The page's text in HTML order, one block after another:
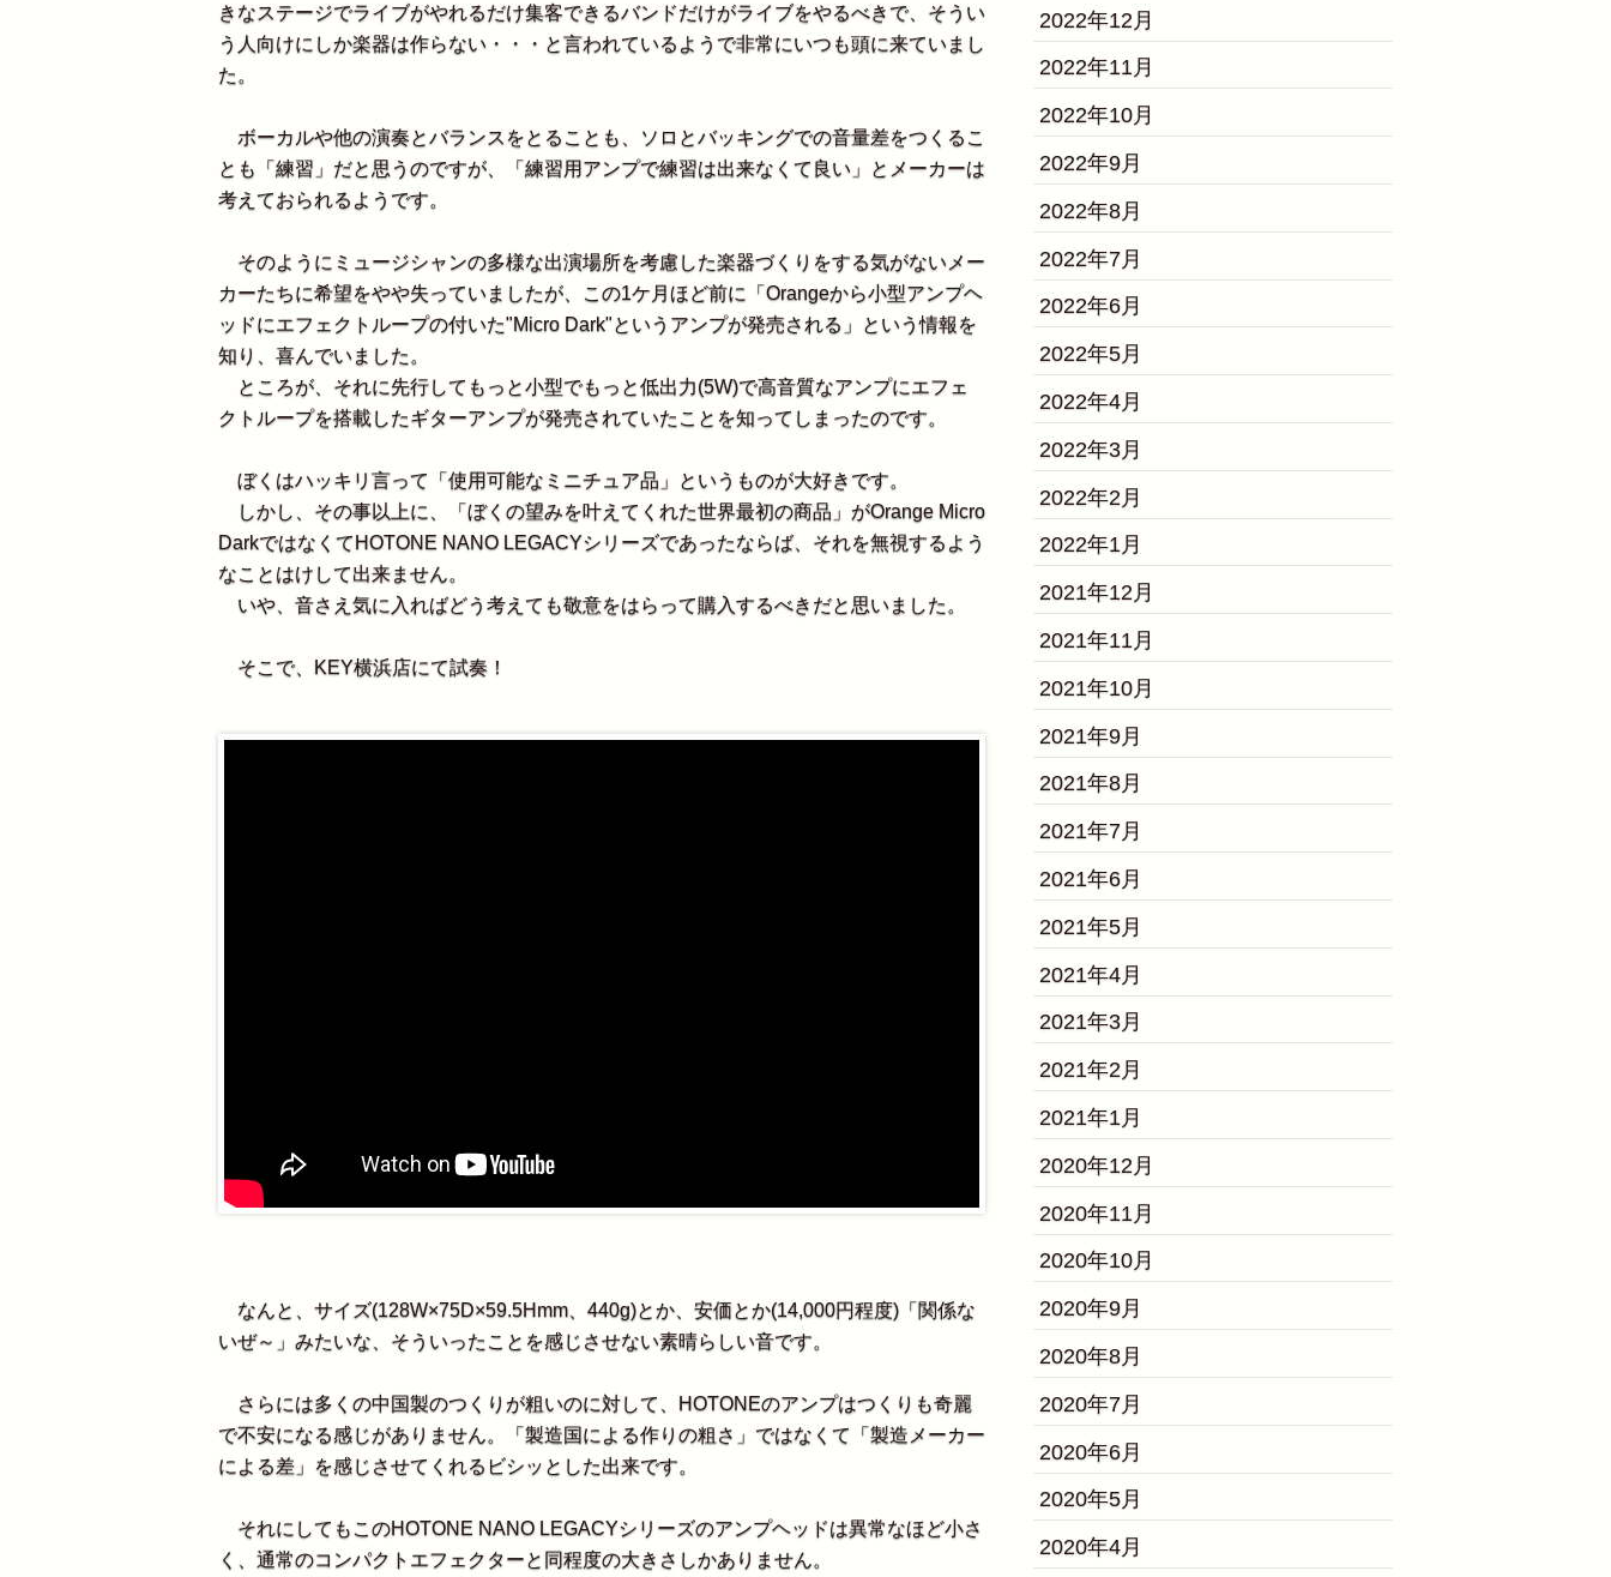
きなステージでライブがやれるだけ集客できるバンドだけがライブをやるべきで、そうい
う人向けにしか楽器は作らない・・・と言われているようで非常にいつも頭に来ていまし
た。
ボーカルや他の演奏とバランスをとることも、ソロとバッキングでの音量差をつくるこ
とも「練習」だと思うのですが、「練習用アンプで練習は出来なくて良い」とメーカーは
考えておられるようです。
そのようにミュージシャンの多様な出演場所を考慮した楽器づくりをする気がないメー
カーたちに希望をやや失っていましたが、この1ケ月ほど前に「Orangeから小型アンプヘ
ッドにエフェクトループの付いた"Micro Dark"というアンプが発売される」という情報を
知り、喜んでいました。
ところが、それに先行してもっと小型でもっと低出力(5W)で高音質なアンプにエフェ
クトループを搭載したギターアンプが発売されていたことを知ってしまったのです。
ぼくはハッキリ言って「使用可能なミニチュア品」というものが大好きです。
しかし、その事以上に、「ぼくの望みを叶えてくれた世界最初の商品」がOrange Micro
DarkではなくてHOTONE NANO LEGACYシリーズであったならば、それを無視するよう
なことはけして出来ません。
いや、音さえ気に入ればどう考えても敬意をはらって購入するべきだと思いました。
そこで、KEY横浜店にて試奏！
なんと、サイズ(128W×75D×59.5Hmm、440g)とか、安価とか(14,000円程度)「関係な
いぜ～」みたいな、そういったことを感じさせない素晴らしい音です。
さらには多くの中国製のつくりが粗いのに対して、HOTONEのアンプはつくりも奇麗
で不安になる感じがありません。「製造国による作りの粗さ」ではなくて「製造メーカー
による差」を感じさせてくれるビシッとした出来です。
それにしてもこのHOTONE NANO LEGACYシリーズのアンプヘッドは異常なほど小さ
く、通常のコンパクトエフェクターと同程度の大きさしかありません。
2022年12月
2022年11月
2022年10月
2022年9月
2022年8月
2022年7月
2022年6月
2022年5月
2022年4月
2022年3月
2022年2月
2022年1月
2021年12月
2021年11月
2021年10月
2021年9月
2021年8月
2021年7月
2021年6月
2021年5月
2021年4月
2021年3月
2021年2月
2021年1月
2020年12月
2020年11月
2020年10月
2020年9月
2020年8月
2020年7月
2020年6月
2020年5月
2020年4月